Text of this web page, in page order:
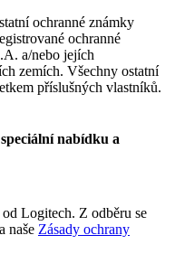
ochranné známky
ochranné
a/nebo jejích
zemích. Všechny ostatní
příslušných vlastníků.
nabídku a
Logitech. Z odběru se
naše Zásady ochrany